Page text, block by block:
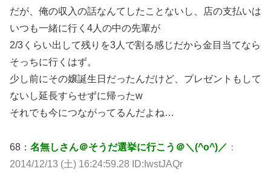
だが、俺の収入の話なんてしたことないし、店の支払いは
いつも一緒に行く4人の中の先輩が
2/3くらい出して残りを3人で割る感じだから金目当てなら
そっちに行くはず。
少し前にその嬢誕生日だったんだけど、プレゼントもして
ないし延長すらせずに帰ったw
それでも今につながってるんだよね…
68： 名無しさん＠そうだ選挙に行こう＠＼(^o^)／ ：
2014/12/13 (土) 16:24:59.28 ID:IwstJAQr